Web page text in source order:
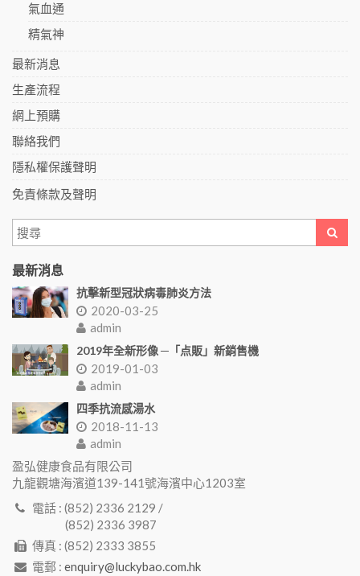
氣血通
精氣神
最新消息
生產流程
網上預購
聯絡我們
隱私權保護聲明
免責條款及聲明
最新消息
抗擊新型冠狀病毒肺炎方法
2020-03-25
admin
2019年全新形像 ─「点販」新銷售機
2019-01-03
admin
四季抗流感湯水
2018-11-13
admin
盈弘健康食品有限公司
九龍觀塘海濱道139-141號海濱中心1203室
電話 : (852) 2336 2129 /
(852) 2336 3987
傳真 : (852) 2333 3855
電郵 : enquiry@luckybao.com.hk